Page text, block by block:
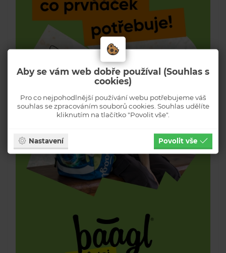
Aby se vám web dobře používal (Souhlas s
cookies)
Pro co nejpohodlnější používání webu potřebujeme váš
souhlas se zpracováním souborů cookies. Souhlas udělíte
kliknutím na tlačítko "Povolit vše".
Nastavení Povolit vše